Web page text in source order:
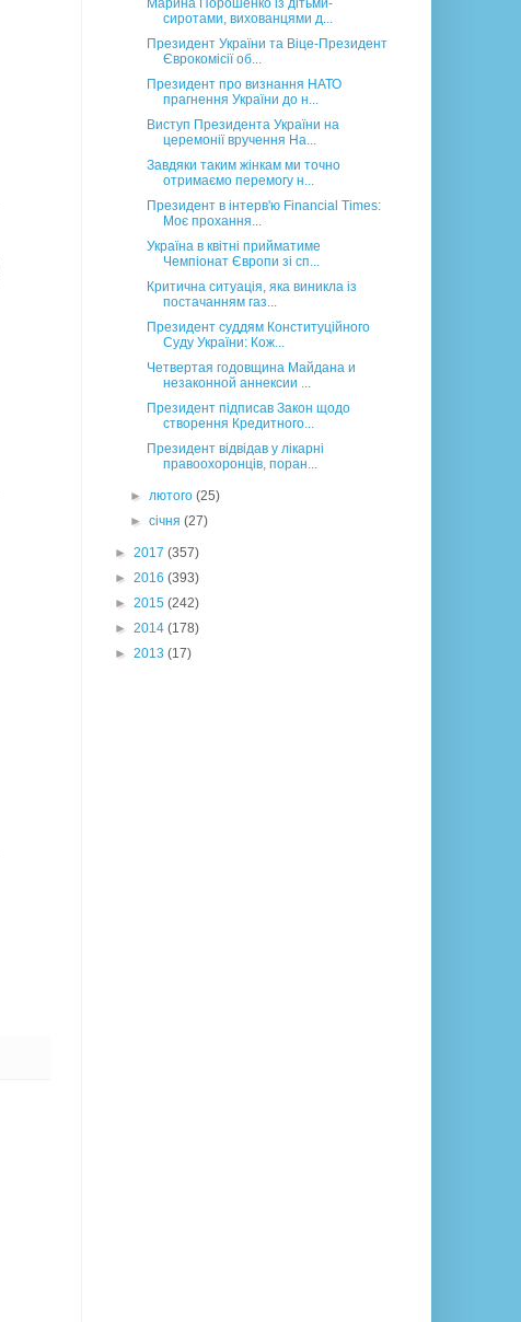
Марина Порошенко із дітьми-
сиротами, вихованцями д...
Президент України та Віце-Президент
Єврокомісії об...
Президент про визнання НАТО
прагнення України до н...
Виступ Президента України на
церемонії вручення На...
Завдяки таким жінкам ми точно
отримаємо перемогу н...
Президент в інтерв'ю Financial Times:
Моє прохання...
Україна в квітні прийматиме
Чемпіонат Європи зі сп...
Критична ситуація, яка виникла із
постачанням газ...
Президент суддям Конституційного
Суду України: Кож...
Четвертая годовщина Майдана и
незаконной аннексии ...
Президент підписав Закон щодо
створення Кредитного...
Президент відвідав у лікарні
правоохоронців, поран...
►лютого(25)
►січня(27)
► 2017 (357)
► 2016 (393)
► 2015 (242)
► 2014 (178)
► 2013 (17)